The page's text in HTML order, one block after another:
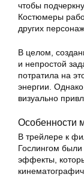
чтобы
Костюмеры
других
В целом,
и непростой
потратила на
энергии.
визуально
Особенности
В трейлере к
Гослингом
эффекты,